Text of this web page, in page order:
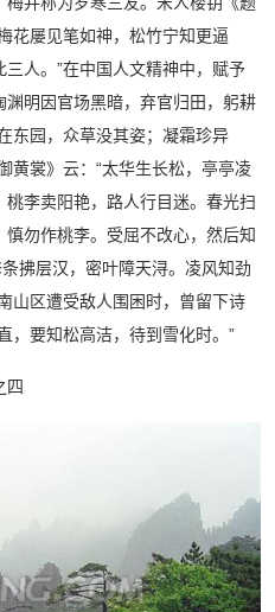
花屡见笔如神，松竹宁知更逼
人。”在中国人文精神中，赋予
明因官场黑暗，弃官归田，躬耕
东园，众草没其姿；凝霜珍异
黄裳》云：“太华生长松，亭亭凌
李卖阳艳，路人行目迷。春光扫
勿作桃李。受屈不改心，然后知
拂层汉，密叶障天浔。凌风知劲
山区遭受敌人围困时，曾留下诗
，要知松高洁，待到雪化时。”